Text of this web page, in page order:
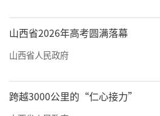
国网平遥县供电公司党员服
山西省2026年高考圆满落幕
山西省人民政府
跨越3000公里的“仁心接力”